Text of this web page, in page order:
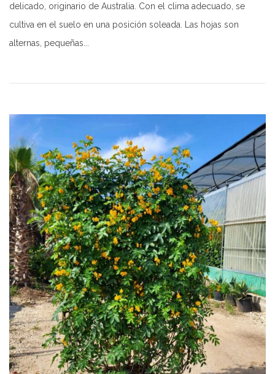
delicado, originario de Australia. Con el clima adecuado, se
cultiva en el suelo en una posición soleada. Las hojas son
alternas, pequeñas...